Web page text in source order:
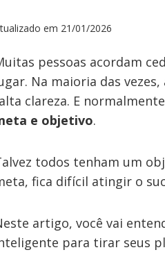
em 21/01/2026
pessoas acordam
Na maioria das
clareza. E
e objetivo.
todos tenham um
fica difícil atingir o
artigo, você vai
para tirar seus